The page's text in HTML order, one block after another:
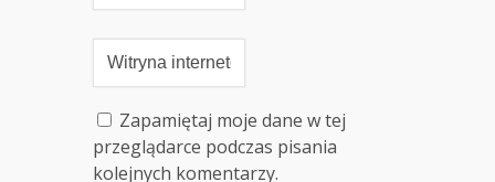
Zapamiętaj moje dane w tej
przeglądarce podczas pisania
kolejnych komentarzy.